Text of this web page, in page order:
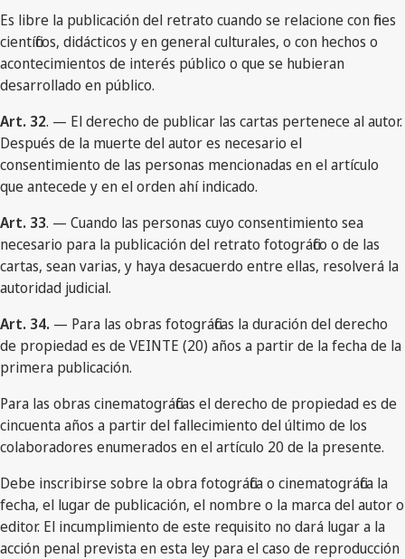
Es libre la publicación del retrato cuando se relacione con fines
científicos, didácticos y en general culturales, o con hechos o
acontecimientos de interés público o que se hubieran
desarrollado en público.
Art. 32. — El derecho de publicar las cartas pertenece al autor.
Después de la muerte del autor es necesario el
consentimiento de las personas mencionadas en el artículo
que antecede y en el orden ahí indicado.
Art. 33. — Cuando las personas cuyo consentimiento sea
necesario para la publicación del retrato fotográfico o de las
cartas, sean varias, y haya desacuerdo entre ellas, resolverá la
autoridad judicial.
Art. 34. — Para las obras fotográficas la duración del derecho
de propiedad es de VEINTE (20) años a partir de la fecha de la
primera publicación.
Para las obras cinematográficas el derecho de propiedad es de
cincuenta años a partir del fallecimiento del último de los
colaboradores enumerados en el artículo 20 de la presente.
Debe inscribirse sobre la obra fotográfica o cinematográfica la
fecha, el lugar de publicación, el nombre o la marca del autor o
editor. El incumplimiento de este requisito no dará lugar a la
acción penal prevista en esta ley para el caso de reproducción